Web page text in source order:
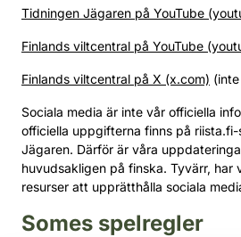
Tidningen Jägaren på YouTube
Finlands viltcentral på YouTube
Finlands viltcentral på X (x.com)
Sociala media är inte vår officiella
officiella uppgifterna finns på
Jägaren. Därför är våra
huvudsakligen på finska. Tyvärr, har
resurser att upprätthålla sociala
Somes spelregler